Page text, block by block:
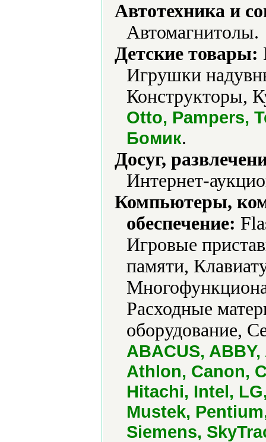
Автотехника и
Автомагнитолы.
Детские товары:
Игрушки
Конструкторы,
Otto, Pampers,
Бомик.
Досуг,
Интернет-
Компьютеры,
обеспечение:
Игровые
памяти,
Расходные
оборудование,
ABACUS,
Athlon, Canon,
Hitachi, Intel,
Mustek,
Siemens,